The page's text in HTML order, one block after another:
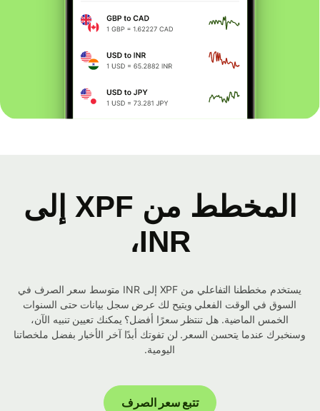
المخطط من XPF إلى
INR،
يستخدم مخططنا التفاعلي من XPF إلى INR متوسط ​​سعر الصرف في
السوق في الوقت الفعلي ويتيح لك عرض سجل بيانات حتى السنوات
الخمس الماضية. هل تنتظر سعرًا أفضل؟ يمكنك تعيين تنبيه الآن،
وسنخبرك عندما يتحسن السعر. لن تفوتك أبدًا آخر الأخبار بفضل ملخصاتنا
اليومية.
تتبع سعر الصرف